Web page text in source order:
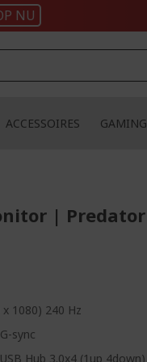
NU
ACCESSOIRES GAMING
| Predator
1080) 240 Hz
sync
Hub 3.0x4 (1up 4down)